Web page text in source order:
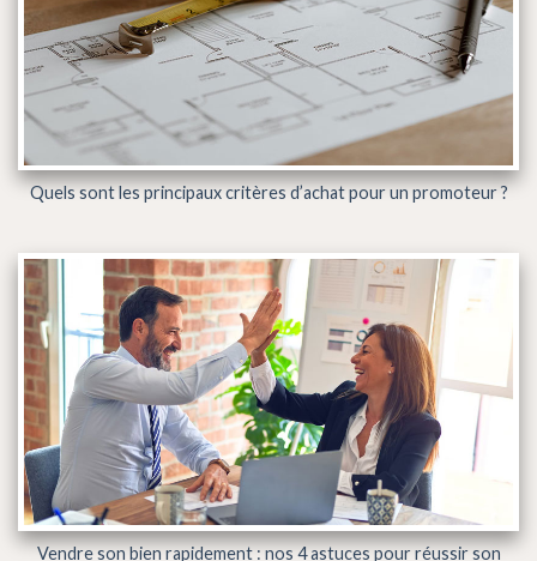
Quels sont les principaux critères d’achat pour un promoteur ?
Vendre son bien rapidement : nos 4 astuces pour réussir son